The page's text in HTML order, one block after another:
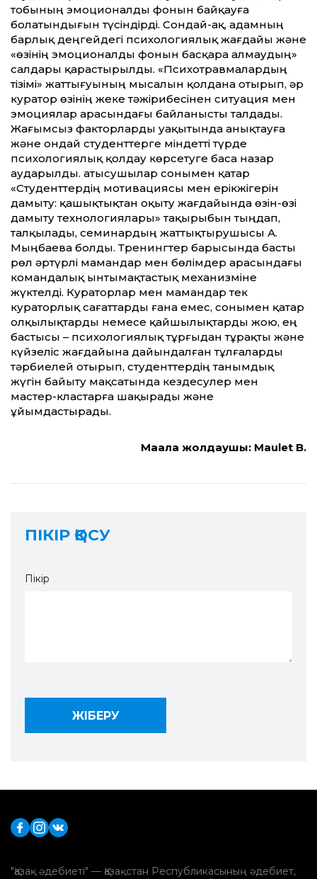
тобының эмоционалды фонын байқауға
болатындығын түсіндірді. Сондай-ақ, адамның
барлық деңгейдегі психологиялық жағдайы және
«өзінің эмоционалды фонын басқара алмаудың»
салдары қарастырылды. «Психотравмалардың
тізімі» жаттығуының мысалын қолдана отырып, әр
куратор өзінің жеке тәжірибесінен ситуация мен
эмоциялар арасындағы байланысты талдады.
Жағымсыз факторларды уақытында анықтауға
және ондай студенттерге міндетті түрде
психологиялық қолдау көрсетуге баса назар
аударылды. Қатысушылар сонымен қатар
«Студенттердің мотивациясы мен ерікжігерін
дамыту: қашықтықтан оқыту жағдайында өзін-өзі
дамыту технологиялары» тақырыбын тыңдап,
талқылады, семинардың жаттықтырушысы А.
Мыңбаева болды. Тренингтер барысында басты
рөл әртүрлі мамандар мен бөлімдер арасындағы
командалық ынтымақтастық механизміне
жүктелді. Кураторлар мен мамандар тек
кураторлық сағаттарды ғана емес, сонымен қатар
олқылықтарды немесе қайшылықтарды жою, ең
бастысы – психологиялық тұрғыдан тұрақты және
күйзеліс жағдайына дайындалған тұлғаларды
тәрбиелей отырып, студенттердің танымдық
жүгін байыту мақсатында кездесулер мен
мастер-кластарға шақырады және
ұйымдастырады.
Мақала жолдаушы: Maulet B.
ПІКІР ҚОСУ
Пікір
"Қазақ әдебиеті" — Қазақстан Республикасының әдебиет,